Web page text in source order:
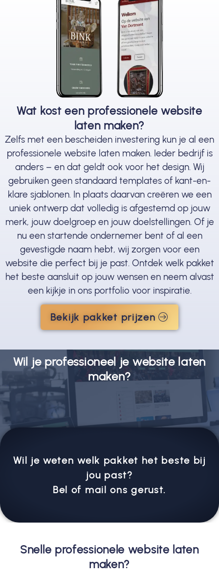
Wat kost een professionele website
laten maken?
Zelfs met een bescheiden investering kun je al een
professionele website laten maken. Ieder bedrijf is
anders – en dat geldt ook voor het design. Wij
gebruiken geen standaard templates of kant-en-
klare sjablonen. In plaats daarvan creëren we een
uniek ontwerp dat volledig is afgestemd op jouw
merk, jouw doelgroep en jouw doelstellingen. Of je
nu een startende ondernemer bent of al een
gevestigde naam hebt, wij zorgen voor een
website die perfect bij je past. Ontdek welk pakket
het beste aansluit op jouw wensen en neem alvast
een kijkje in ons portfolio voor inspiratie.
Bekijk pakket prijzen
Wil je professioneel je website laten
maken?
Wil je weten welk pakket het beste bij
jou past?
Bel of mail ons gerust.
Snelle professionele website laten
maken?